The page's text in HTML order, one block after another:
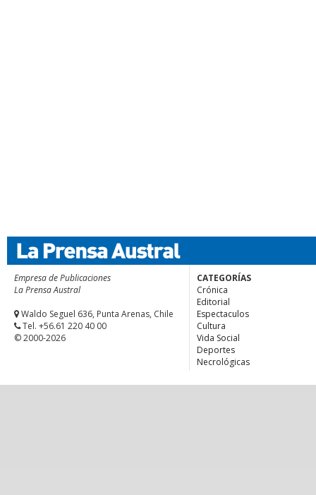
Empresa de Publicaciones
La Prensa Austral
Waldo Seguel 636, Punta Arenas, Chile
Tel. +56.61 220 40 00
© 2000-2026
CATEGORÍAS
Crónica
Editorial
Espectaculos
Cultura
Vida Social
Deportes
Necrológicas